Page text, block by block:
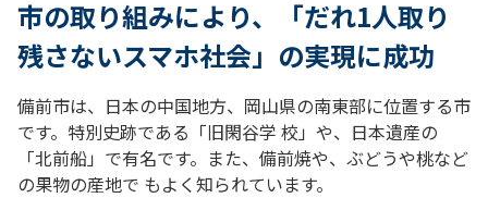
市の取り組みにより、「だれ1人取り
残さないスマホ社会」の実現に成功
備前市は、日本の中国地方、岡山県の南東部に位置する市
です。特別史跡である「旧閑谷学 校」や、日本遺産の
「北前船」で有名です。また、備前焼や、ぶどうや桃など
の果物の産地で もよく知られています。